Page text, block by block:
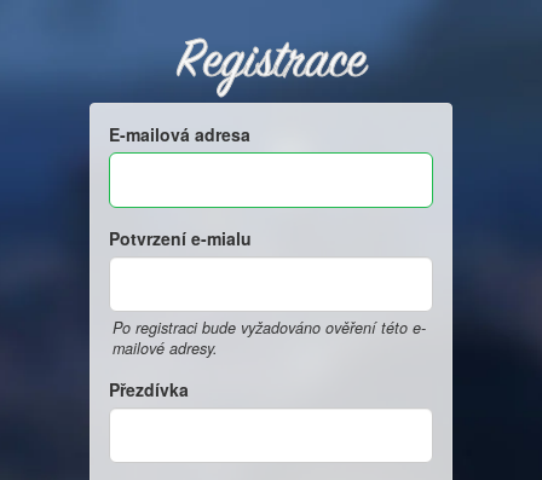
Registrace
E-mailová adresa
Potvrzení e-mialu
Po registraci bude vyžadováno ověření této e-
mailové adresy.
Přezdívka